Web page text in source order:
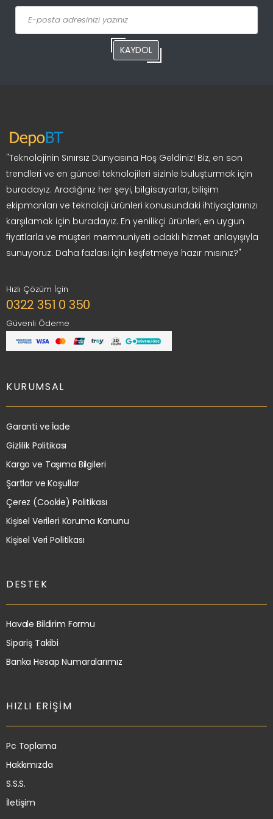
KAYDOL
"Teknolojinin Sınırsız Dünyasına Hoş Geldiniz! Biz, en son
trendleri ve en güncel teknolojileri sizinle buluşturmak için
buradayız. Aradığınız her şeyi, bilgisayarlar, bilişim
ekipmanları ve teknoloji ürünleri konusundaki ihtiyaçlarınızı
karşılamak için buradayız. En yenilikçi ürünleri, en uygun
fiyatlarla ve müşteri memnuniyeti odaklı hizmet anlayışıyla
sunuyoruz. Daha fazlası için keşfetmeye hazır mısınız?"
Hızlı Çözüm İçin
0322 351 0 350
Güvenli Ödeme
KURUMSAL
Garanti ve İade
Gizlilik Politikası
Kargo ve Taşıma Bilgileri
Şartlar ve Koşullar
Çerez (Cookie) Politikası
Kişisel Verileri Koruma Kanunu
Kişisel Veri Politikası
DESTEK
Havale Bildirim Formu
Sipariş Takibi
Banka Hesap Numaralarımız
HIZLI ERIŞIM
Pc Toplama
Hakkımızda
S.S.S.
İletişim